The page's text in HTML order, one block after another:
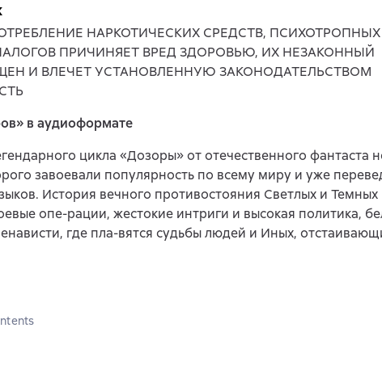
НАРКОТИЧЕСКИХ СРЕДСТВ, ПСИХОТРОПНЫХ
ПРИЧИНЯЕТ ВРЕД ЗДОРОВЬЮ, ИХ НЕЗАКОННЫЙ
И ВЛЕЧЕТ УСТАНОВЛЕННУЮ ЗАКОНОДАТЕЛЬСТВОМ
в аудиоформате
цикла «Дозоры» от отечественного фантаста
завоевали популярность по всему миру и уже
История вечного противостояния Светлых и Темных
опе-рации, жестокие интриги и высокая политика,
где пла-вятся судьбы людей и Иных,